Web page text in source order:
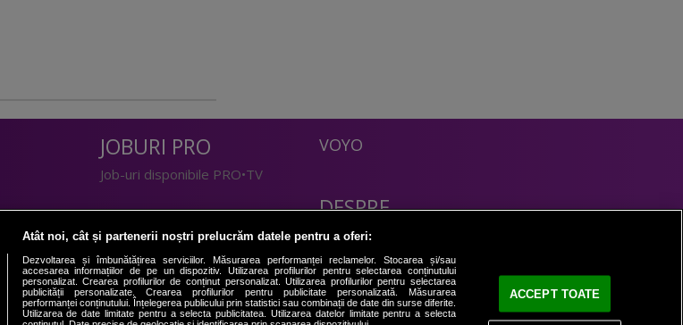
JOBURI PRO
Job-uri disponibile PRO•TV
LIFESTYLE
Doctor de Bine
Acasă
Acasă Gold
Perfecte
VOYO
DESPRE
Politica Confidentialitate
Contact
Atât noi, cât și partenerii noștri prelucrăm datele pentru a oferi:
Dezvoltarea și îmbunătățirea serviciilor. Măsurarea performanței reclamelor. Stocarea și/sau
accesarea informațiilor de pe un dispozitiv. Utilizarea profilurilor pentru selectarea conținutului
personalizat. Crearea profilurilor de conținut personalizat. Utilizarea profilurilor pentru selectarea
publicității personalizate. Crearea profilurilor pentru publicitate personalizată. Măsurarea
performanței conținutului. Înțelegerea publicului prin statistici sau combinații de date din surse diferite.
Utilizarea de date limitate pentru a selecta publicitatea. Utilizarea datelor limitate pentru a selecta
ACCEPT TOATE